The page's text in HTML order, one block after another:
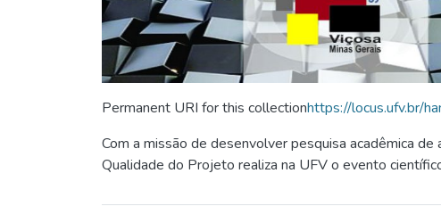
Permanent URI for this collectionhttps://locus.ufv.br/
Com a missão de desenvolver pesquisa acadêmica
Qualidade do Projeto realiza na UFV o evento